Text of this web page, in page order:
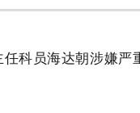
科员海达朝涉嫌严